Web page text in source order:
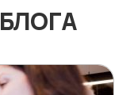
БЛОГА